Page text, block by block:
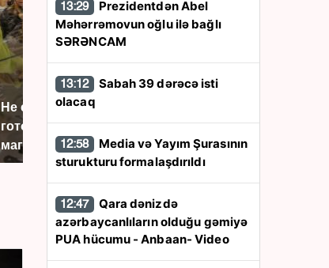
Не ешьте эту
готовую еду из
магазина: список
жестокое убийство
криптомиллионера
13:29
Məhərrəmovun oğlu ilə bağlı
SƏRƏNCAM
13:12
olacaq
12:58
sturukturu formalaşdırıldı
12:47
azərbaycanlıların olduğu gəmiyə
PUA hücumu - Anbaan- Video